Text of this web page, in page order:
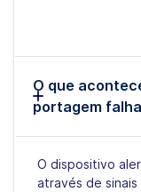
O que
portagem
O dispositivo
através de sinais